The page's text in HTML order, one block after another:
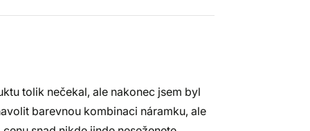
tolik nečekal, ale nakonec jsem byl
barevnou kombinaci náramku, ale